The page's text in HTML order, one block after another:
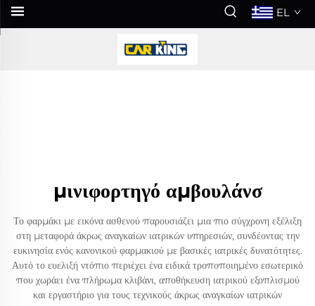
EL
μινιφορτηγό αμβουλάνσ
Το φαρμάκι με εικόνα ασθενού παρουσιάζει μια πιο σύγχρονη εξέλιξη
στη μεταφορά άκρως αναγκαίων ιατρικών υπηρεσιών, συνδέοντας την
ευκινησία ενός κανονικού φαρμακιού με βασικές ιατρικές δυνατότητες.
Αυτό το ευελιξή ντόπιο περιέχει ένα ειδικά τροποποιημένο εσωτερικό
που χωράει ένα πλήρωμα κλιβάνι, αποθήκευση ιατρικού εξοπλισμού
και εργαστήριο για τους τεχνικούς άκρως αναγκαίων ιατρικών